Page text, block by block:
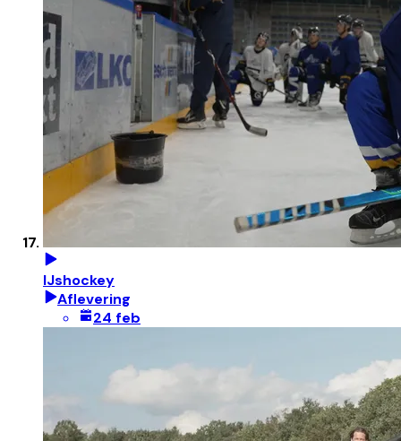
IJshockey
Aflevering
24 feb